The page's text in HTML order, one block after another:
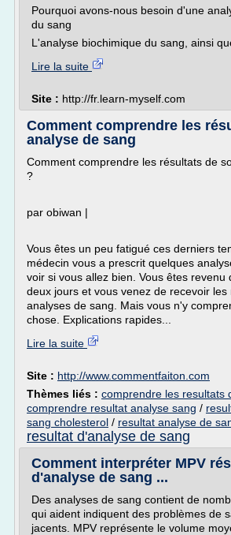
Pourquoi avons-nous besoin d'une
du sang
L'analyse biochimique du sang, ainsi
Lire la suite
Site : http://fr.learn-myself.com
Comment comprendre les
analyse de sang
Comment comprendre les résultats de
?
par obiwan |
Vous êtes un peu fatigué ces derniers
médecin vous a prescrit quelques
voir si vous allez bien. Vous êtes revenu
deux jours et vous venez de recevoir les
analyses de sang. Mais vous n'y
chose. Explications rapides...
Lire la suite
Site : http://www.commentfaiton.com
Thèmes liés : comprendre les resultats
comprendre resultat analyse sang /
sang cholesterol / resultat analyse de
resultat d'analyse de sang
Comment interpréter MPV
d'analyse de sang ...
Des analyses de sang contient de
qui aident indiquent des problèmes de
jacents. MPV représente le volume